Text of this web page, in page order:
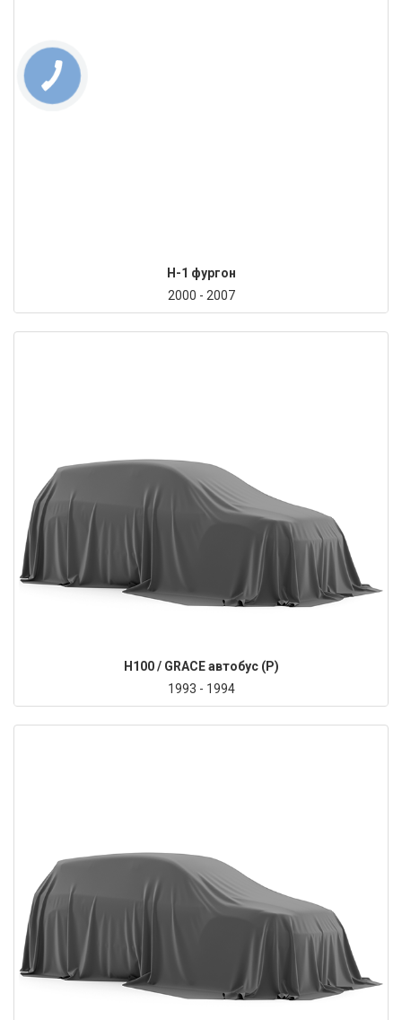
H-1 фургон
2000 - 2007
H100 / GRACE автобус (P)
1993 - 1994